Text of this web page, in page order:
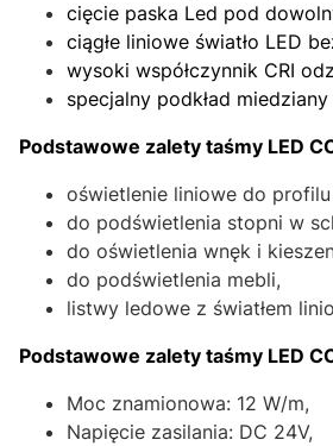
cięcie paska Led pod
ciągłe liniowe światło LED
wysoki współczynnik CRI
specjalny podkład miedziany
Podstawowe zalety taśmy LED
oświetlenie liniowe do
do podświetlenia stopni w
do oświetlenia wnęk i
do podświetlenia mebli,
listwy ledowe z światłem
Podstawowe zalety taśmy LED
Moc znamionowa: 12 W/m,
Napięcie zasilania: DC 24V,